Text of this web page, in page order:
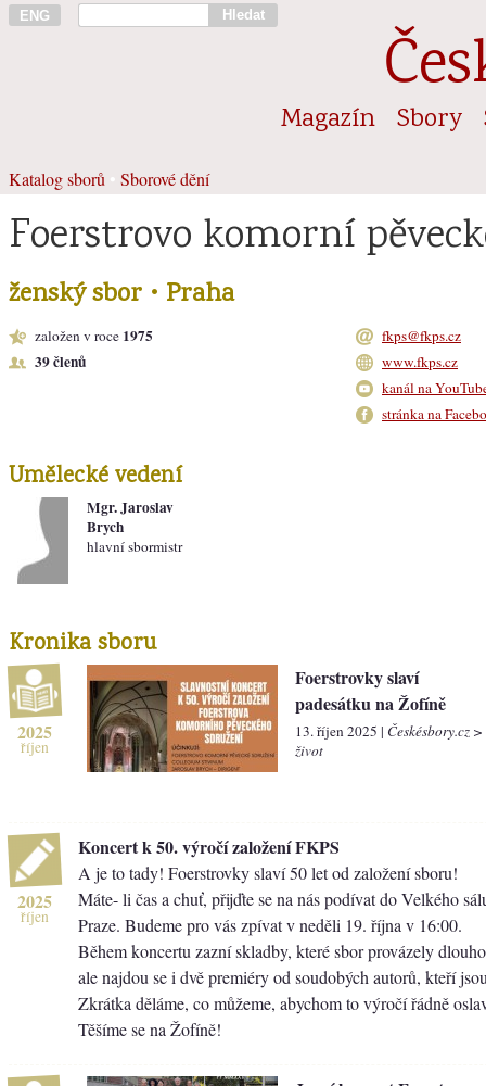
ENG Hledat
Magazín Sbory
Katalog sborů Sborové dění
Foerstrovo komorní
ženský sbor • Praha
založen v roce 1975
39 členů
fkps@fkps.cz
www.fkps.cz
kanál na
stránka na
Umělecké vedení
Mgr. Jaroslav
Brych
hlavní sbormistr
Kronika sboru
2025
říjen
Foerstrovky slaví
padesátku na Žofíně
13. říjen 2025 | Českésbory.cz
život
2025
říjen
Koncert k 50. výročí založení FKPS
A je to tady! Foerstrovky slaví 50 let od založení sboru!
Máte- li čas a chuť, přijďte se na nás podívat do Velkého
Praze. Budeme pro vás zpívat v neděli 19. října v 16:00.
Během koncertu zazní skladby, které sbor provázely
ale najdou se i dvě premiéry od soudobých autorů, kteří
Zkrátka děláme, co můžeme, abychom to výročí řádně
Těšíme se na Žofíně!